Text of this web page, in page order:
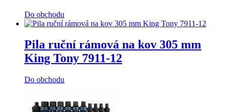
Do obchodu
Pila ruční rámová na kov 305 mm
King Tony 7911-12
Do obchodu